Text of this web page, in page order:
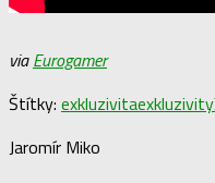
viaEurogamer
Štítky: exkluzivitaexkluzivity
Jaromír Miko